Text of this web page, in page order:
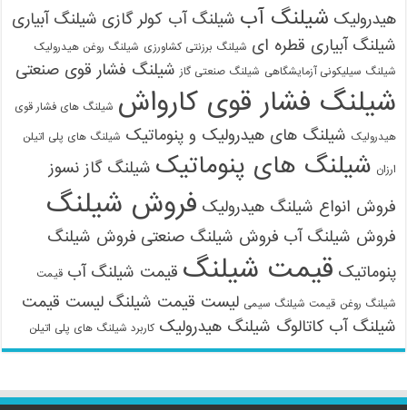
هیدرولیک شیلنگ آب شیلنگ آب کولر گازی شیلنگ آبیاری
شیلنگ آبیاری قطره ای شیلنگ برزنتی کشاورزی شیلنگ روغن هیدرولیک
شیلنگ سیلیکونی آزمایشگاهی شیلنگ صنعتی گاز شیلنگ فشار قوی صنعتی
شیلنگ فشار قوی کارواش شیلنگ های فشار قوی
هیدرولیک شیلنگ های هیدرولیک و پنوماتیک شیلنگ های پلی اتیلن
ارزان شیلنگ های پنوماتیک شیلنگ گاز نسوز
فروش انواع شیلنگ هیدرولیک فروش شیلنگ
فروش شیلنگ آب فروش شیلنگ صنعتی فروش شیلنگ
پنوماتیک قیمت شیلنگ قیمت شیلنگ آب قیمت
شیلنگ روغن قیمت شیلنگ سیمی لیست قیمت شیلنگ لیست قیمت
شیلنگ آب کاتالوگ شیلنگ هیدرولیک کاربرد شیلنگ های پلی اتیلن